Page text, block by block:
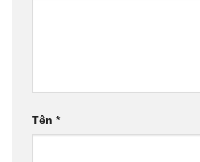
Tên *